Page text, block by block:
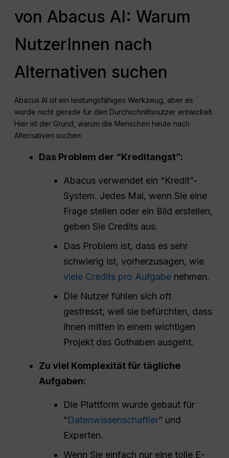
von Abacus AI: Warum
NutzerInnen nach
Alternativen suchen
Abacus AI ist ein leistungsfähiges Werkzeug, aber es
wurde nicht gerade für den Durchschnittsnutzer entwickelt.
Hier ist der Grund, warum die Menschen heute nach
Alternativen suchen:
Das Problem der “Kreditangst”:
Abacus verwendet ein “Kredit”-
System. Jedes Mal, wenn Sie eine
Frage stellen oder ein Bild erstellen,
geben Sie Credits aus.
Das Problem ist, dass es sehr
schwierig ist, vorherzusagen, wie
viele Credits pro Aufgabe nehmen.
Die Nutzer fühlen sich oft
gestresst, weil sie befürchten, dass
ihnen mitten in einem wichtigen
Projekt das Guthaben ausgeht.
Zu viel Komplexität für tägliche
Aufgaben:
Die Plattform wurde gebaut für
“Datenwissenschaftler” und
Experten.
Wenn Sie einfach nur eine tolle E-